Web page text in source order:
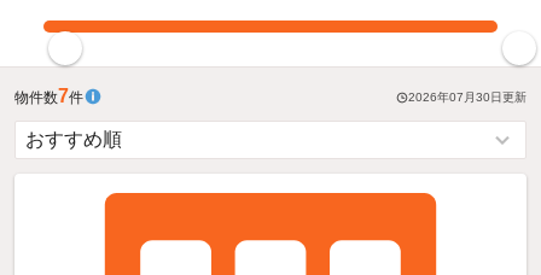
物件数7件 2026年07月30日更新